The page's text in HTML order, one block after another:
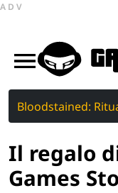
ADV
Bloodstained:
Il regalo
Games